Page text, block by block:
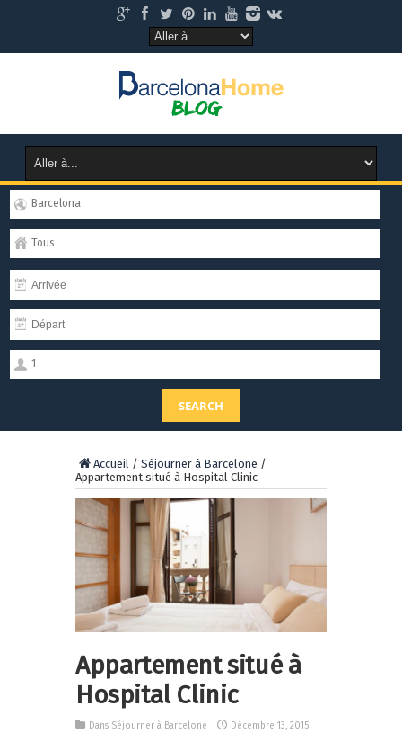
Barcelona
Tous
1
SEARCH
Accueil / Séjourner à Barcelone /
Appartement situé à Hospital Clinic
Appartement situé à
Hospital Clinic
Dans Séjourner à Barcelone
Décembre 13, 2015